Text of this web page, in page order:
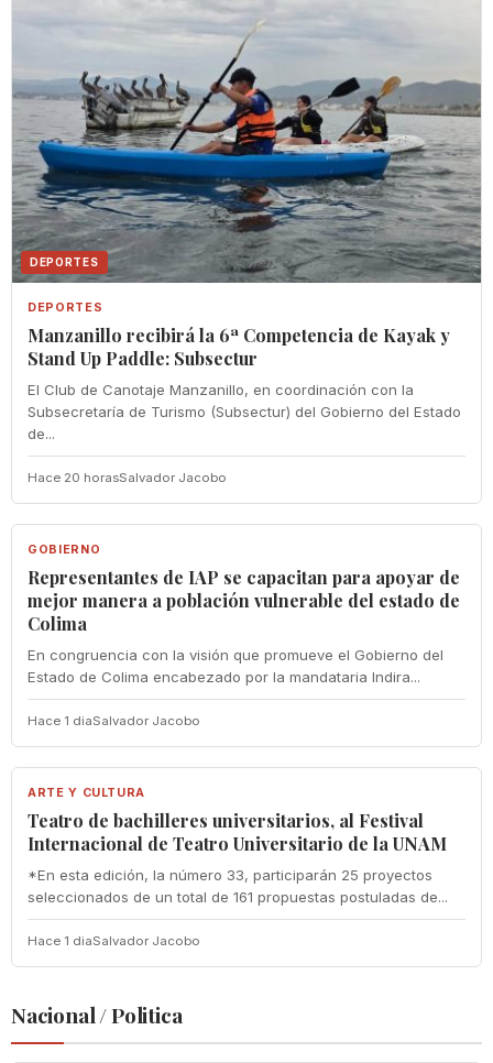
DEPORTES
DEPORTES
Manzanillo recibirá la 6ª Competencia de Kayak y
Stand Up Paddle: Subsectur
El Club de Canotaje Manzanillo, en coordinación con la
Subsecretaría de Turismo (Subsectur) del Gobierno del Estado
de...
Hace 20 horasSalvador Jacobo
GOBIERNO
GOBIERNO
Representantes de IAP se capacitan para apoyar de
mejor manera a población vulnerable del estado de
Colima
En congruencia con la visión que promueve el Gobierno del
Estado de Colima encabezado por la mandataria Indira...
Hace 1 diaSalvador Jacobo
ARTE Y CULTURA
ARTE Y CULTURA
Teatro de bachilleres universitarios, al Festival
Internacional de Teatro Universitario de la UNAM
*En esta edición, la número 33, participarán 25 proyectos
seleccionados de un total de 161 propuestas postuladas de...
Hace 1 diaSalvador Jacobo
Nacional / Politica